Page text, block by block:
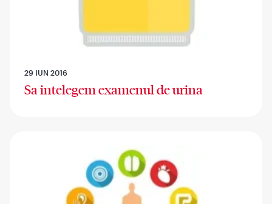
29 IUN 2016
Sa intelegem examenul de urina